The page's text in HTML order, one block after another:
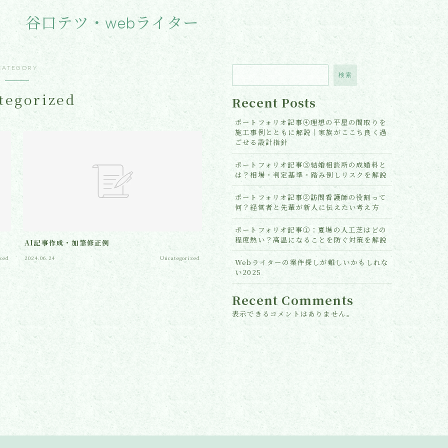
谷口テツ・webライター
AI記事作成・加筆修正例
2024.06.24 Uncategorized
検索
Recent Posts
ポートフォリオ記事④理想の平屋の間取りを
施工事例とともに解説｜家族がここち良く過
ごせる設計指針
ポートフォリオ記事③結婚相談所の成婚料と
は？相場・判定基準・踏み倒しリスクを解説
ポートフォリオ記事②訪問看護師の役割って
何？経営者と先輩が新人に伝えたい考え方
ポートフォリオ記事①：夏場の人工芝はどの
程度熱い？高温になることを防ぐ対策を解説
Webライターの案件探しが難しいかもしれな
い2025
Recent Comments
表示できるコメントはありません。